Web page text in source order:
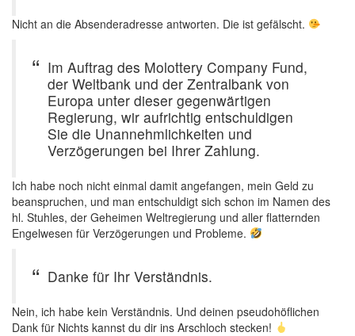
Nicht an die Absenderadresse antworten. Die ist gefälscht.
Im Auftrag des Molottery Company Fund,
der Weltbank und der Zentralbank von
Europa unter dieser gegenwärtigen
Regierung, wir aufrichtig entschuldigen
Sie die Unannehmlichkeiten und
Verzögerungen bei Ihrer Zahlung.
Ich habe noch nicht einmal damit angefangen, mein Geld zu
beanspruchen, und man entschuldigt sich schon im Namen des
hl. Stuhles, der Geheimen Weltregierung und aller flatternden
Engelwesen für Verzögerungen und Probleme.
Danke für Ihr Verständnis.
Nein, ich habe kein Verständnis. Und deinen pseudohöflichen
Dank für Nichts kannst du dir ins Arschloch stecken!